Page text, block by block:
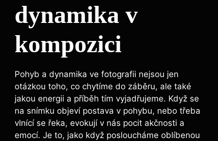
dynamika v
kompozici
Pohyb a dynamika ve fotografii nejsou jen
otázkou toho, co chytíme do záběru, ale také
jakou energii a příběh tím vyjadřujeme. Když se
na snímku objeví postava v pohybu, nebo třeba
vlnící se řeka, evokují v nás pocit akčnosti a
emocí. Je to, jako když posloucháme oblíbenou